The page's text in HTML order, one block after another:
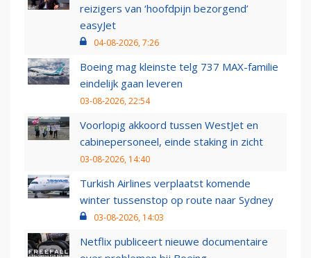
reizigers van ‘hoofdpijn bezorgend’
easyJet
04-08-2026, 7:26
Boeing mag kleinste telg 737 MAX-familie
eindelijk gaan leveren
03-08-2026, 22:54
Voorlopig akkoord tussen WestJet en
cabinepersoneel, einde staking in zicht
03-08-2026, 14:40
Turkish Airlines verplaatst komende
winter tussenstop op route naar Sydney
03-08-2026, 14:03
Netflix publiceert nieuwe documentaire